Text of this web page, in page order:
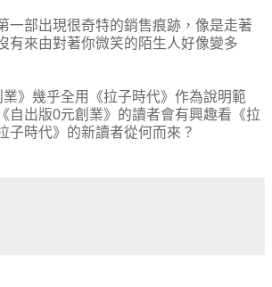
一部出現很奇特的銷售痕跡，像是走著
有來由對著你微笑的陌生人好像變多
》幾乎全用《拉子時代》作為說明範
自出版0元創業》的讀者會有興趣看《拉
子時代》的新讀者從何而來？